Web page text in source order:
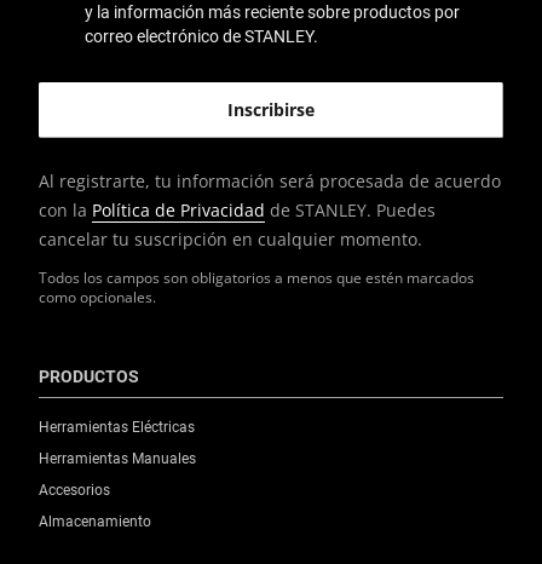
Todos los campos son obligatorios a menos que estén marcados
como opcionales.
y la información más reciente sobre productos por
correo electrónico de STANLEY.
Al registrarte, tu información será procesada de acuerdo
con la Política de Privacidad de STANLEY. Puedes
cancelar tu suscripción en cualquier momento.
PRODUCTOS
Herramientas Eléctricas
Herramientas Manuales
Accesorios
Almacenamiento